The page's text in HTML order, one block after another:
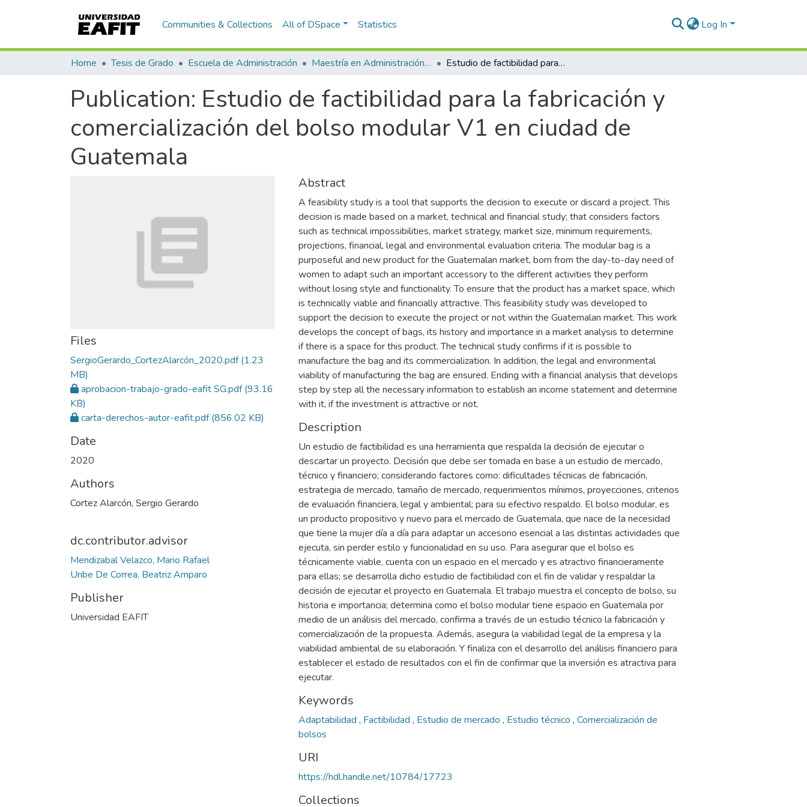
Communities & Collections All of DSpace Statistics Log In
Home Tesis de Grado Escuela de Administración Maestría en Administración - MBA (tesis) Estudio de factibilidad para la fabricación y comercialización del bolso modular V1 en ciudad de Guatemala
Publication: Estudio de factibilidad para la fabricación y
comercialización del bolso modular V1 en ciudad de
Guatemala
Files
SergioGerardo_CortezAlarcón_2020.pdf(1.23
MB)
aprobacion-trabajo-grado-eafit SG.pdf(93.16
KB)
carta-derechos-autor-eafit.pdf(856.02 KB)
Date
2020
Authors
Cortez Alarcón, Sergio Gerardo
dc.contributor.advisor
Mendizabal Velazco, Mario Rafael
Uribe De Correa, Beatriz Amparo
Publisher
Universidad EAFIT
Abstract
A feasibility study is a tool that supports the decision to execute or discard a project. This
decision is made based on a market, technical and financial study; that considers factors
such as technical impossibilities, market strategy, market size, minimum requirements,
projections, financial, legal and environmental evaluation criteria. The modular bag is a
purposeful and new product for the Guatemalan market, born from the day-to-day need of
women to adapt such an important accessory to the different activities they perform
without losing style and functionality. To ensure that the product has a market space, which
is technically viable and financially attractive. This feasibility study was developed to
support the decision to execute the project or not within the Guatemalan market. This work
develops the concept of bags, its history and importance in a market analysis to determine
if there is a space for this product. The technical study confirms if it is possible to
manufacture the bag and its commercialization. In addition, the legal and environmental
viability of manufacturing the bag are ensured. Ending with a financial analysis that develops
step by step all the necessary information to establish an income statement and determine
with it, if the investment is attractive or not.
Description
Un estudio de factibilidad es una herramienta que respalda la decisión de ejecutar o
descartar un proyecto. Decisión que debe ser tomada en base a un estudio de mercado,
técnico y financiero; considerando factores como: dificultades técnicas de fabricación,
estrategia de mercado, tamaño de mercado, requerimientos mínimos, proyecciones, criterios
de evaluación financiera, legal y ambiental; para su efectivo respaldo. El bolso modular, es
un producto propositivo y nuevo para el mercado de Guatemala, que nace de la necesidad
que tiene la mujer día a día para adaptar un accesorio esencial a las distintas actividades que
ejecuta, sin perder estilo y funcionalidad en su uso. Para asegurar que el bolso es
técnicamente viable, cuenta con un espacio en el mercado y es atractivo financieramente
para ellas; se desarrolla dicho estudio de factibilidad con el fin de validar y respaldar la
decisión de ejecutar el proyecto en Guatemala. El trabajo muestra el concepto de bolso, su
historia e importancia; determina como el bolso modular tiene espacio en Guatemala por
medio de un análisis del mercado, confirma a través de un estudio técnico la fabricación y
comercialización de la propuesta. Además, asegura la viabilidad legal de la empresa y la
viabilidad ambiental de su elaboración. Y finaliza con el desarrollo del análisis financiero para
establecer el estado de resultados con el fin de confirmar que la inversión es atractiva para
ejecutar.
Keywords
Adaptabilidad , Factibilidad , Estudio de mercado , Estudio técnico , Comercialización de
bolsos
URI
https://hdl.handle.net/10784/17723
Collections